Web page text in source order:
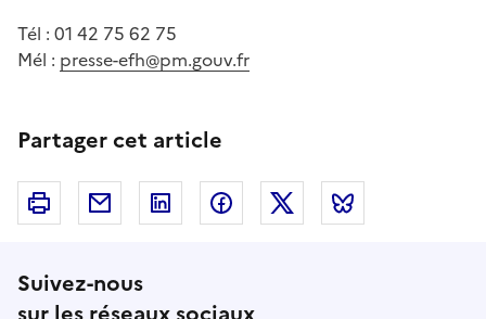
Tél : 01 42 75 62 75
Mél : presse-efh@pm.gouv.fr
Partager cet article
Imprimer Courriel Linkedin FacebookTwitter
Suivez-nous